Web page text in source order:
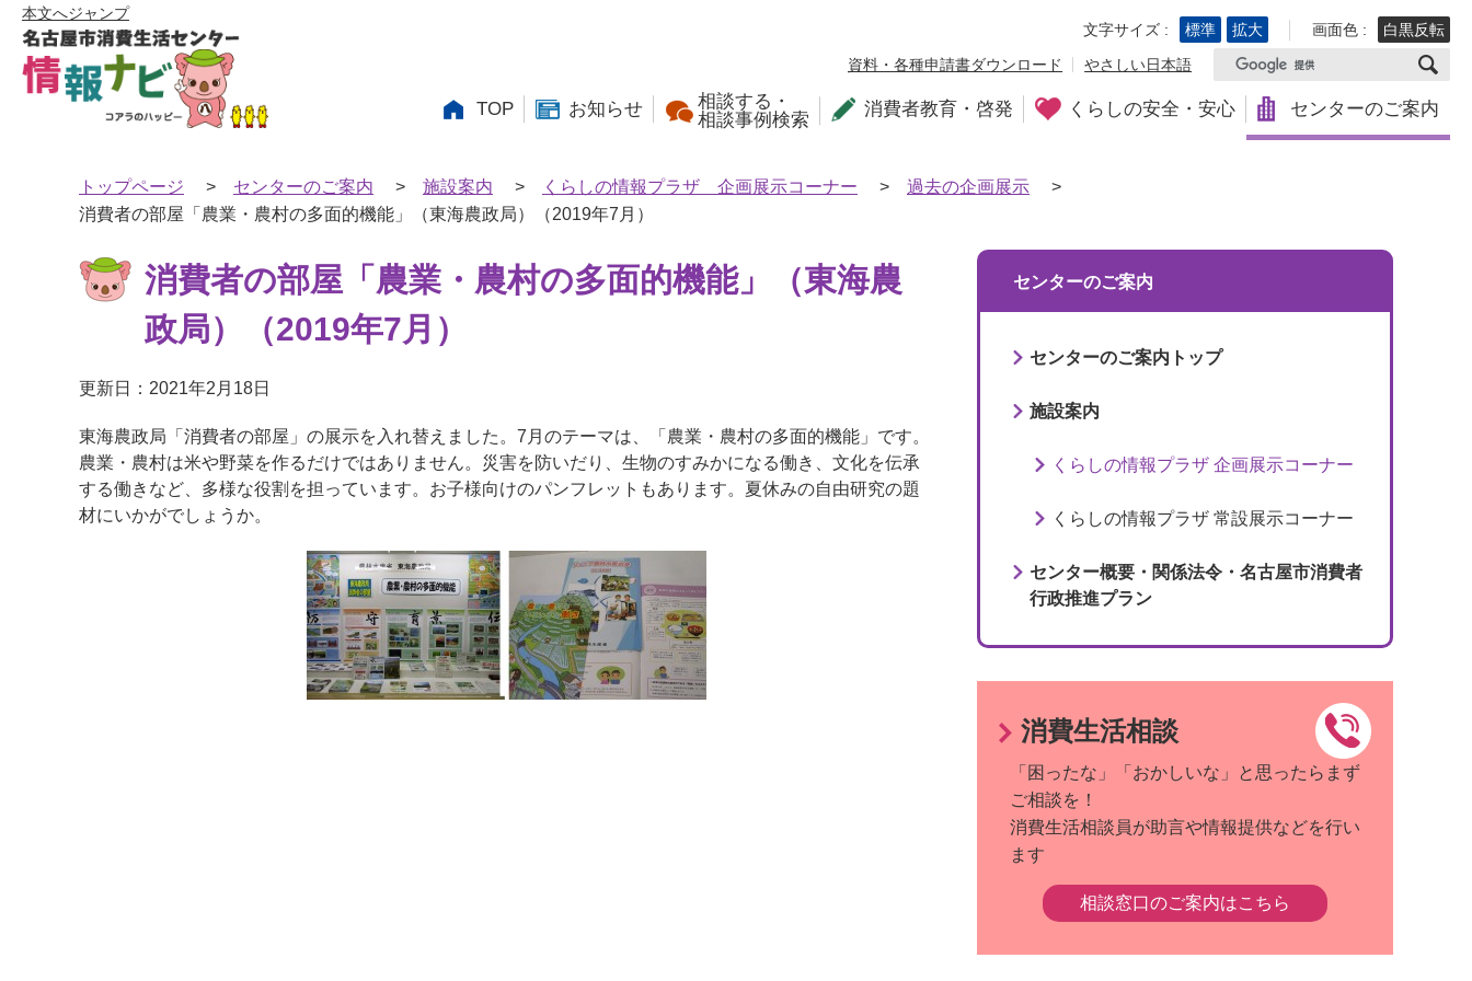
本文へジャンプ
文字サイズ :
標準 拡大 画面色 :
白黒反転
資料・各種申請書ダウンロード
やさしい日本語
TOP お知らせ
相談する・
相談事例検索
消費者教育・啓発 くらしの安全・安心 センターのご案内
トップページ > センターのご案内 > 施設案内 > くらしの情報プラザ 企画展示コーナー > 過去の企画展示
>
消費者の部屋「農業・農村の多面的機能」（東海農政局）（2019年7月）
消費者の部屋「農業・農村の多面的機能」（東海農
政局）（2019年7月）
更新日：2021年2月18日
東海農政局「消費者の部屋」の展示を入れ替えました。7月のテーマは、「農業・農村の多面的機能」です。
農業・農村は米や野菜を作るだけではありません。災害を防いだり、生物のすみかになる働き、文化を伝承
する働きなど、多様な役割を担っています。お子様向けのパンフレットもあります。夏休みの自由研究の題
材にいかがでしょうか。
センターのご案内
センターのご案内トップ
施設案内
くらしの情報プラザ 企画展示コーナー
くらしの情報プラザ 常設展示コーナー
センター概要・関係法令・名古屋市消費者
行政推進プラン
消費生活相談
「困ったな」「おかしいな」と思ったらまず
ご相談を！
消費生活相談員が助言や情報提供などを行い
ます
相談窓口のご案内はこちら